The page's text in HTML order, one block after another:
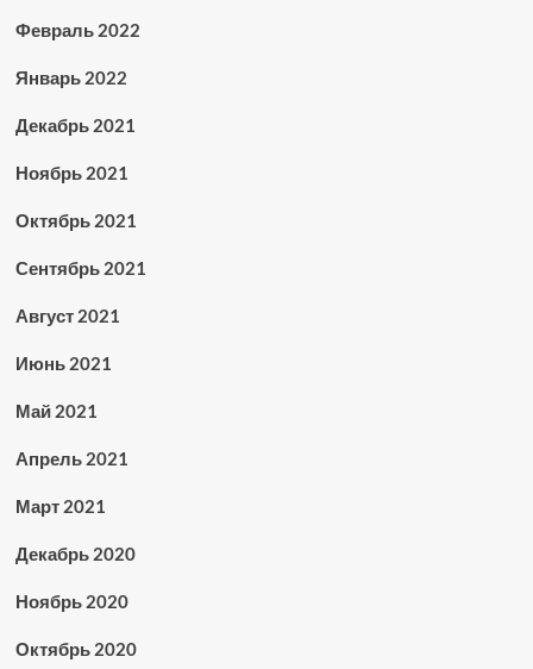
Февраль 2022
Январь 2022
Декабрь 2021
Ноябрь 2021
Октябрь 2021
Сентябрь 2021
Август 2021
Июнь 2021
Май 2021
Апрель 2021
Март 2021
Декабрь 2020
Ноябрь 2020
Октябрь 2020